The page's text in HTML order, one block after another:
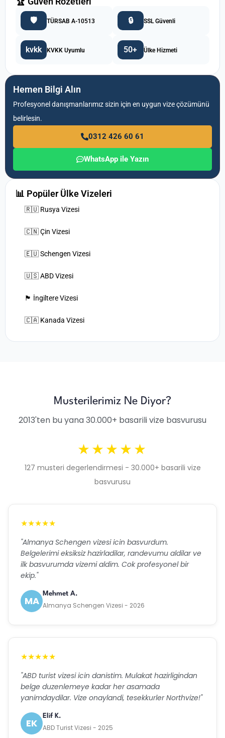
🛡️ TÜRSAB A-10513 🔒 SSL Güvenli
kvkk KVKK Uyumlu 50+ Ülke Hizmeti
Hemen Bilgi Alın
Profesyonel danışmanlarımız sizin için en uygun vize çözümünü
belirlesin.
0312 426 60 61
WhatsApp ile Yazın
📊 Popüler Ülke Vizeleri
🇷🇺 Rusya Vizesi
🇨🇳 Çin Vizesi
🇪🇺 Schengen Vizesi
🇺🇸 ABD Vizesi
🏴󠁧󠁢󠁥󠁮󠁧󠁿 İngiltere Vizesi
🇨🇦 Kanada Vizesi
Musterilerimiz Ne Diyor?
2013'ten bu yana 30.000+ basarili vize basvurusu
★★★★★
127 musteri degerlendirmesi - 30.000+ basarili vize
basvurusu
★★★★★
"Almanya Schengen vizesi icin basvurdum.
Belgelerimi eksiksiz hazirladilar, randevumu aldilar ve
ilk basvurumda vizemi aldim. Cok profesyonel bir
ekip."
MA
Mehmet A.
Almanya Schengen Vizesi - 2026
★★★★★
"ABD turist vizesi icin danistim. Mulakat hazirligindan
belge duzenlemeye kadar her asamada
yanimdaydilar. Vize onaylandi, tesekkurler Northvize!"
EK
Elif K.
ABD Turist Vizesi - 2025